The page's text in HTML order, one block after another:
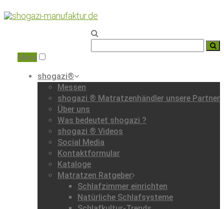
Menu
shogazi®
Messen
shogazi ® Matratzenhändler unsere Partner
Über uns
Was bedeutet shogazi ?
shogazi ® Videos
Social Media
Kontaktformular
Kataloge
Matratzen Ratgeber
Schlafzimmer einrichten
Natürliche Schlafsysteme